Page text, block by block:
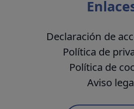
Declaración de
Política de
Política de
Aviso